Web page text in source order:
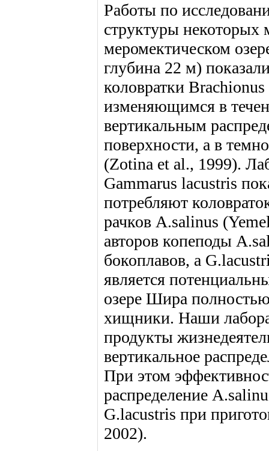
Работы по
структуры некоторых
меромектическом
глубина 22 м)
коловратки
изменяющимся в
вертикальным
поверхности, а в
(Zotina et al., 1999).
Gammarus lacustris
потребляют
рачков A.salinus
авторов копеподы
бокоплавов, а
является
озере Шира
хищники. Наши
продукты
вертикальное
При этом
распределение
G.lacustris при
2002).